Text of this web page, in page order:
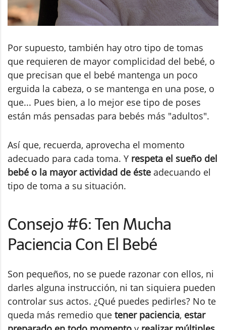
Por supuesto, también hay otro tipo de tomas
que requieren de mayor complicidad del bebé, o
que precisan que el bebé mantenga un poco
erguida la cabeza, o se mantenga en una pose, o
que... Pues bien, a lo mejor ese tipo de poses
están más pensadas para bebés más "adultos".
Así que, recuerda, aprovecha el momento
adecuado para cada toma. Y respeta el sueño del
bebé o la mayor actividad de éste adecuando el
tipo de toma a su situación.
Consejo #6: Ten Mucha
Paciencia Con El Bebé
Son pequeños, no se puede razonar con ellos, ni
darles alguna instrucción, ni tan siquiera pueden
controlar sus actos. ¿Qué puedes pedirles? No te
queda más remedio que tener paciencia, estar